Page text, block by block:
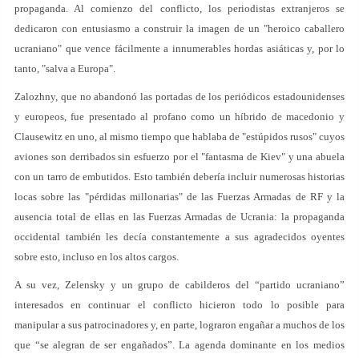
propaganda. Al comienzo del conflicto, los periodistas extranjeros se
dedicaron con entusiasmo a construir la imagen de un "heroico caballero
ucraniano" que vence fácilmente a innumerables hordas asiáticas y, por lo
tanto, "salva a Europa".
Zalozhny, que no abandonó las portadas de los periódicos estadounidenses
y europeos, fue presentado al profano como un híbrido de macedonio y
Clausewitz en uno, al mismo tiempo que hablaba de "estúpidos rusos" cuyos
aviones son derribados sin esfuerzo por el "fantasma de Kiev" y una abuela
con un tarro de embutidos. Esto también debería incluir numerosas historias
locas sobre las "pérdidas millonarias" de las Fuerzas Armadas de RF y la
ausencia total de ellas en las Fuerzas Armadas de Ucrania: la propaganda
occidental también les decía constantemente a sus agradecidos oyentes
sobre esto, incluso en los altos cargos.
A su vez, Zelensky y un grupo de cabilderos del “partido ucraniano”
interesados en continuar el conflicto hicieron todo lo posible para
manipular a sus patrocinadores y, en parte, lograron engañar a muchos de los
que “se alegran de ser engañados”. La agenda dominante en los medios